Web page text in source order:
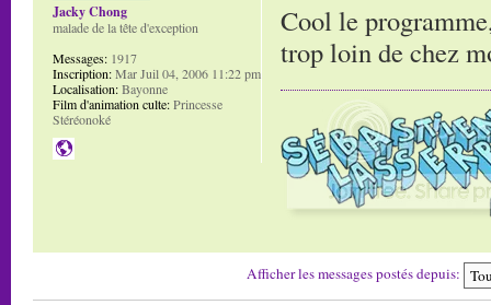
Cool le
trop loin de chez
Jacky Chong
malade de la tête d'exception
Messages: 1917
Inscription:Mar Juil 04, 2006 11:22 pm
Localisation:Bayonne
Film d'animation culte:Princesse
Stéréonoké
Afficher les messages postés depuis: